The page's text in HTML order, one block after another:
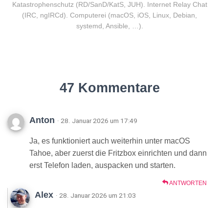
Katastrophenschutz (RD/SanD/KatS, JUH). Internet Relay Chat
(IRC, ngIRCd). Computerei (macOS, iOS, Linux, Debian,
systemd, Ansible, …).
47 Kommentare
Anton · 28. Januar 2026 um 17:49
Ja, es funktioniert auch weiterhin unter macOS
Tahoe, aber zuerst die Fritzbox einrichten und dann
erst Telefon laden, auspacken und starten.
ANTWORTEN
Alex · 28. Januar 2026 um 21:03